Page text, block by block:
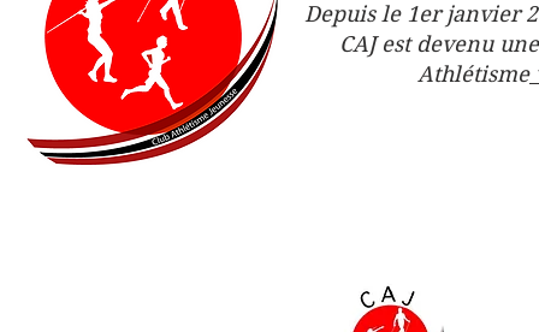
Depuis le 1er janvier
CAJ est devenu
Athlétisme